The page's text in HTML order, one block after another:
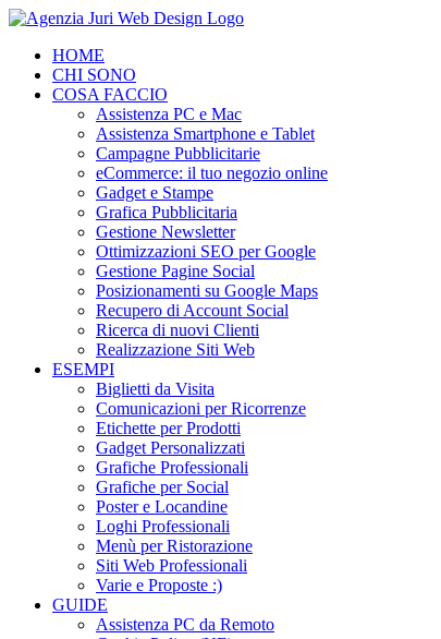
Salta
contenutoHOME
CHI SONO
COSA FACCIO
Assistenza PC e Mac
Assistenza Smartphone e Tablet
Campagne Pubblicitarie
eCommerce: il tuo negozio online
Gadget e Stampe
Grafica Pubblicitaria
Gestione Newsletter
Ottimizzazioni SEO per Google
Gestione Pagine Social
Posizionamenti su Google Maps
Recupero di Account Social
Ricerca di nuovi Clienti
Realizzazione Siti Web
ESEMPI
Biglietti da Visita
Comunicazioni per Ricorrenze
Etichette per Prodotti
Gadget Personalizzati
Grafiche Professionali
Grafiche per Social
Poster e Locandine
Loghi Professionali
Menù per Ristorazione
Siti Web Professionali
Varie e Proposte :)
GUIDE
Assistenza PC da Remoto